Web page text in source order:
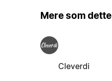
Mere som dette
Cleverdi